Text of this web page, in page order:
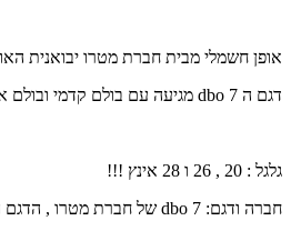
אופן חשמלי מבית חברת מטרו יבואנית
דגם ה dbo 7 מגיעה עם בולם קדמי ובולם אחורי מסיבי מאוד .
גלגל : 20 , 26 ו 28 אינץ !!!
חברה ודגם: dbo 7 של חברת מטרו , הדגם המתקפל הינו db0 3